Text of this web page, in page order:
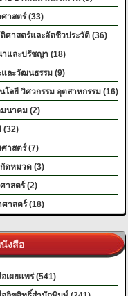
าสตร์ (33)
ศาสตร์และอัตชีวประวัติ (36)
และปรัชญา (18)
ละวัฒนธรรม (9)
โลยี วิศวกรรม อุตสาหกรรม (16)
นาคม (2)
(32)
าสตร์ (7)
ดหมวด (3)
าสตร์ (2)
าสตร์ (18)
งสือ
เผยแพร่ (541)